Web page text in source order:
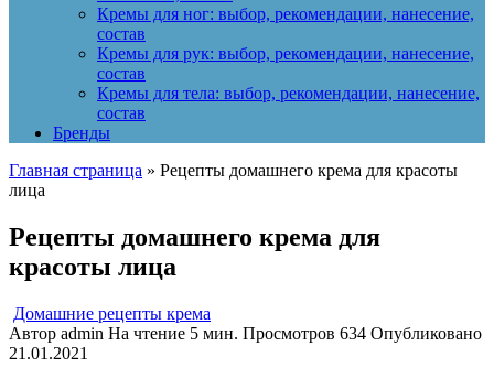
Кремы для ног: выбор, рекомендации, нанесение,
состав
Кремы для рук: выбор, рекомендации, нанесение,
состав
Кремы для тела: выбор, рекомендации, нанесение,
состав
Бренды
Главная страница » Рецепты домашнего крема для красоты
лица
Рецепты домашнего крема для
красоты лица
Домашние рецепты крема
Автор admin На чтение 5 мин. Просмотров 634 Опубликовано
21.01.2021